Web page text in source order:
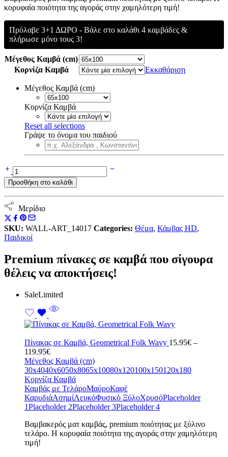
through
κορυφαία ποιότητα της αγοράς στην χαμηλότερη τιμή!
Πρόλαβε 3+1 ΔΩΡΟ - Βάλε στο καλάθι 4 καμβάδες &
πλήρωσε μόνο τους 3!
Μέγεθος Καμβά (cm)
Κορνίζα Καμβά
Εκκαθάριση
Μέγεθος Καμβά (cm)
Κορνίζα Καμβά
Reset all selections
Γράψε το όνομα του παιδιού
Πίνακας
σε
Καμβά,
Cute
Prince
ποσότητα
Προσθήκη στο καλάθι
Μερίδιο
SKU: WALL-ART_14017 Categories: Θέμα, Κάμβας HD,
Παιδικοί
Premium πίνακες σε καμβά που σίγουρα
θέλεις να αποκτήσεις!
SaleLimited
Πίνακας σε Καμβά, Geometrical Folk Wavy 15.95€ –
119.95€Price
range:
15.95€
through
119.95€
Μέγεθος Καμβά (cm)
30x4040x6050x8065x10080x120100x150120x180
Κορνίζα Καμβά
Καμβάς με ΤελάροΜαύροΚαφέ
ΚαρυδιάΑσημίΛευκόΦυσικό ΞύλοΧρυσόPlaceholder
1Placeholder 2Placeholder 3Placeholder 4
Bαμβακερός ματ καμβάς, premium ποιότητας με ξύλινο
τελάρο. Η κορυφαία ποιότητα της αγοράς στην χαμηλότερη
τιμή!